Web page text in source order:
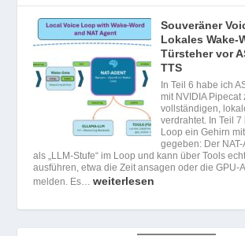
Souveräner
Lokales Wake-
Türsteher vor
TTS
In Teil 6 habe ich
mit NVIDIA Pipecat
vollständigen,
verdrahtet. In Teil
Loop ein Gehirn
gegeben: Der
als „LLM-Stufe“ im Loop und kann über Tools
ausführen, etwa die Zeit ansagen oder die GPU-
melden. Es…weiterlesen